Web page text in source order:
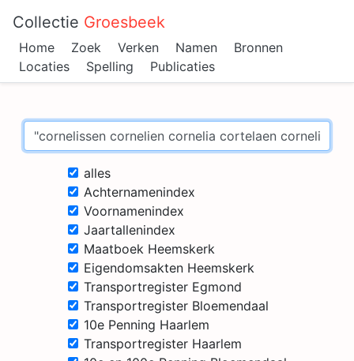
Collectie Groesbeek
Home Zoek Verken Namen
Bronnen
Locaties
Spelling Publicaties
alles
Achternamenindex
Voornamenindex
Jaartallenindex
Maatboek Heemskerk
Eigendomsakten Heemskerk
Transportregister Egmond
Transportregister Bloemendaal
10e Penning Haarlem
Transportregister Haarlem